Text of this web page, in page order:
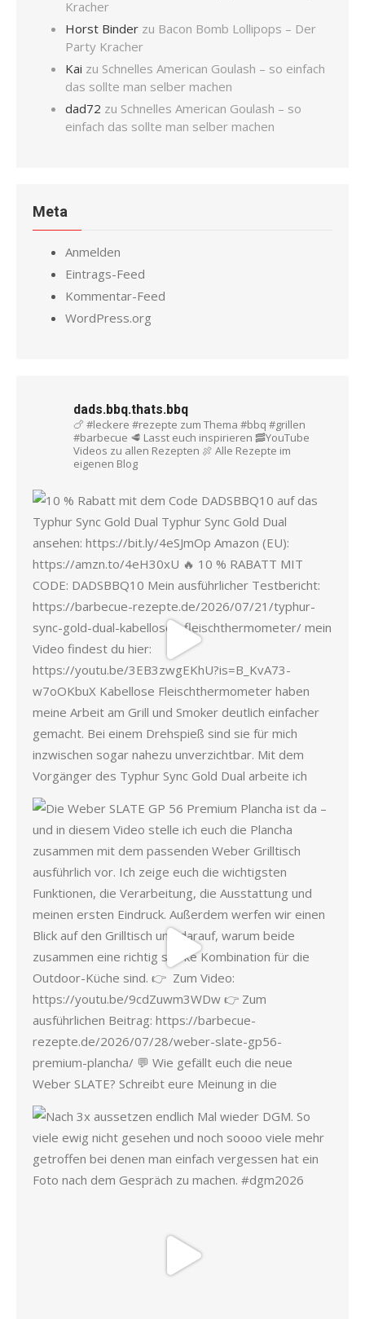
Kracher
Horst Binder zu Bacon Bomb Lollipops – Der
Party Kracher
Kai zu Schnelles American Goulash – so einfach
das sollte man selber machen
dad72 zu Schnelles American Goulash – so
einfach das sollte man selber machen
Meta
Anmelden
Eintrags-Feed
Kommentar-Feed
WordPress.org
dads.bbq.thats.bbq
🍗 #leckere #rezepte zum Thema #bbq #grillen
#barbecue 🥩 Lasst euch inspirieren 🥓YouTube
Videos zu allen Rezepten 🍖 Alle Rezepte im
eigenen Blog